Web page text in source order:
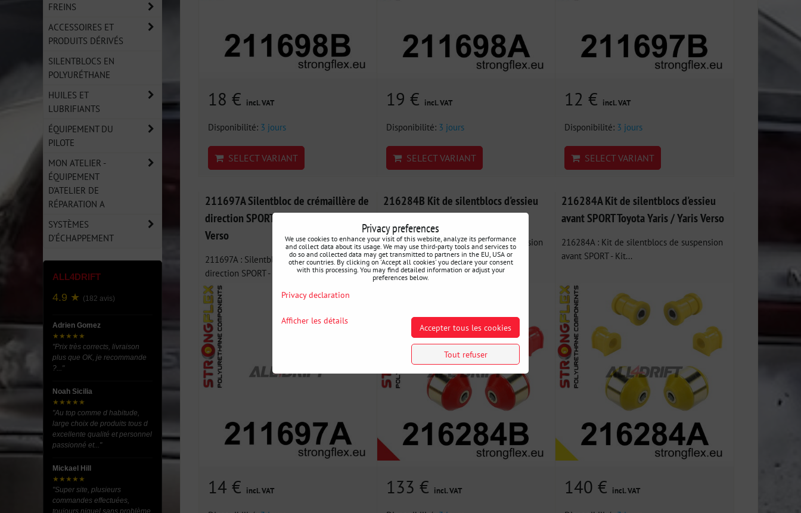
18 € incl. VAT
Disponibilité: 3 jours
SELECT VARIANT
19 € incl. VAT
Disponibilité: 3 jours
SELECT VARIANT
12 € incl. VAT
Disponibilité: 3 jours
SELECT VARIANT
211697A Silentbloc de crémaillère de
direction SPORT Toyota Yaris / Yaris
Verso
211697A : Silentbloc de crémaillère de
direction SPORT - Silentbloc...
14 € incl. VAT
216284B Kit de silentblocs d'essieu
avant Toyota Yaris / Yaris Verso
216284B: Kit de silentblocs de suspension
avant - Kit complet de...
133 € incl. VAT
216284A Kit de silentblocs d'essieu
avant SPORT Toyota Yaris / Yaris Verso
216284A : Kit de silentblocs de suspension
avant SPORT - Kit...
140 € incl. VAT
FREINS
ACCESSOIRES ET
PRODUITS DÉRIVÉS
SILENTBLOCS EN
POLYURÉTHANE
HUILES ET
LUBRIFIANTS
ÉQUIPEMENT DU
PILOTE
MON ATELIER -
ÉQUIPEMENT
D'ATELIER DE
RÉPARATION A
SYSTÈMES
D'ÉCHAPPEMENT
ALL4DRIFT
4.9 ★ (182 avis)
Adrien Gomez
★★★★★
"Prix très corrects, livraison
plus que OK, je recommande
?..."
Noah Sicilia
★★★★★
"Au top comme d habitude,
large choix de produits tous d
excellente qualité et personnel
passionné et..."
Mickael Hill
★★★★★
"Super site, plusieurs
commandes effectuées,
toujours niquel sans problème
Privacy preferences
We use cookies to enhance your visit of this website, analyze its performance
and collect data about its usage. We may use third-party tools and services to
do so and collected data may get transmitted to partners in the EU, USA or
other countries. By clicking on 'Accept all cookies' you declare your consent
with this processing. You may find detailed information or adjust your
preferences below.
Privacy declaration
Afficher les détails
Accepter tous les cookies
Tout refuser